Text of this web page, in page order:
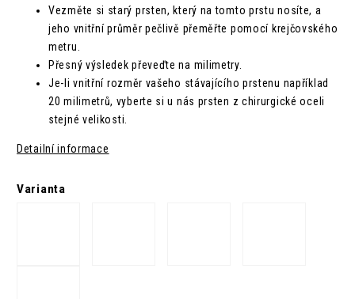
Vezměte si starý prsten, který na tomto prstu nosíte, a
jeho vnitřní průměr pečlivě přeměřte pomocí krejčovského
metru.
Přesný výsledek převeďte na milimetry.
Je-li vnitřní rozměr vašeho stávajícího prstenu například
20 milimetrů, vyberte si u nás prsten z chirurgické oceli
stejné velikosti.
Detailní informace
Varianta